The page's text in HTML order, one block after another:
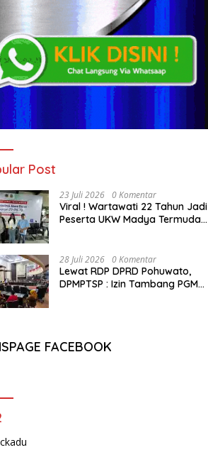
Post
23 Juli 2026 0 Komentar
Viral ! Wartawati 22 Tahun Jadi
Peserta UKW Madya Termuda
28 Juli 2026 0 Komentar
Lewat RDP DPRD Pohuwato,
DPMPTSP : Izin Tambang PGM
FACEBOOK